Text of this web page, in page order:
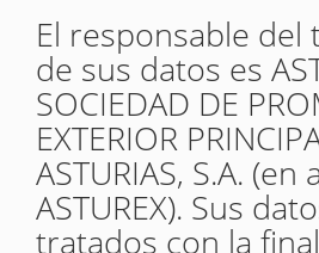
El responsable
de sus datos es
SOCIEDAD DE
EXTERIOR
ASTURIAS, S.A. (en
ASTUREX). Sus
tratados con la